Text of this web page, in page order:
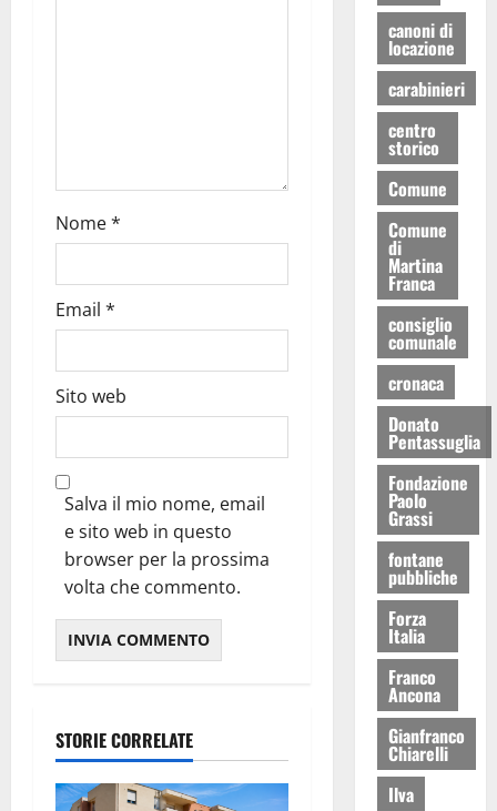
Nome*
Email *
Sito web
Salva il mio nome, email
e sito web in questo
browser per la prossima
volta che commento.
STORIE CORRELATE
canoni di
locazione
carabinieri
centro
storico
Comune
Comune
di
Martina
Franca
consiglio
comunale
cronaca
Donato
Pentassuglia
Fondazione
Paolo
Grassi
fontane
pubbliche
Forza
Italia
Franco
Ancona
Gianfranco
Chiarelli
Ilva